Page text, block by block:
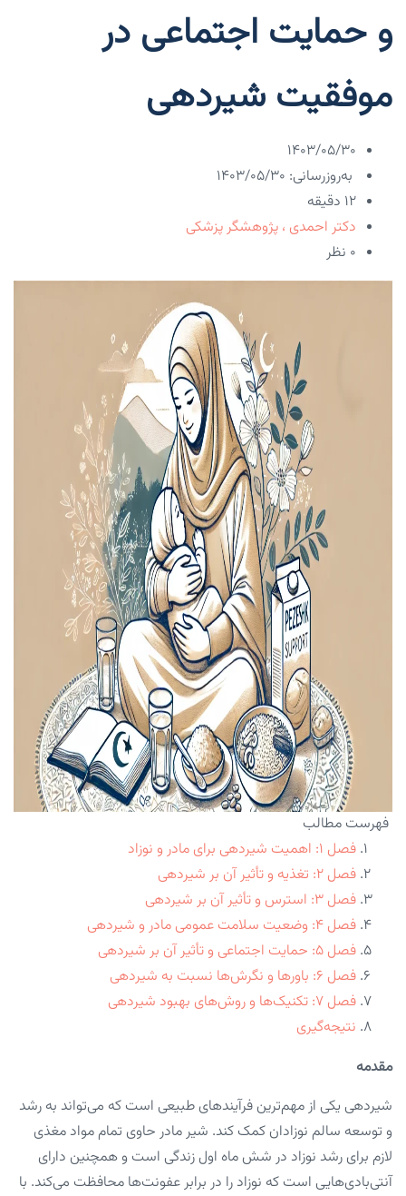
و حمایت اجتماعی در
موفقیت شیردهی
۱۴۰۳/۰۵/۳۰
به‌روزرسانی: ۱۴۰۳/۰۵/۳۰
12 دقیقه
دکتر احمدی ، پژوهشگر پزشکی
۰ نظر
فهرست مطالب
فصل ۱: اهمیت شیردهی برای مادر و نوزاد
فصل ۲: تغذیه و تأثیر آن بر شیردهی
فصل ۳: استرس و تأثیر آن بر شیردهی
فصل ۴: وضعیت سلامت عمومی مادر و شیردهی
فصل ۵: حمایت اجتماعی و تأثیر آن بر شیردهی
فصل ۶: باورها و نگرش‌ها نسبت به شیردهی
فصل ۷: تکنیک‌ها و روش‌های بهبود شیردهی
نتیجه‌گیری
مقدمه
شیردهی یکی از مهم‌ترین فرآیندهای طبیعی است که می‌تواند به رشد
و توسعه سالم نوزادان کمک کند. شیر مادر حاوی تمام مواد مغذی
لازم برای رشد نوزاد در شش ماه اول زندگی است و همچنین دارای
آنتی‌بادی‌هایی است که نوزاد را در برابر عفونت‌ها محافظت می‌کند. با